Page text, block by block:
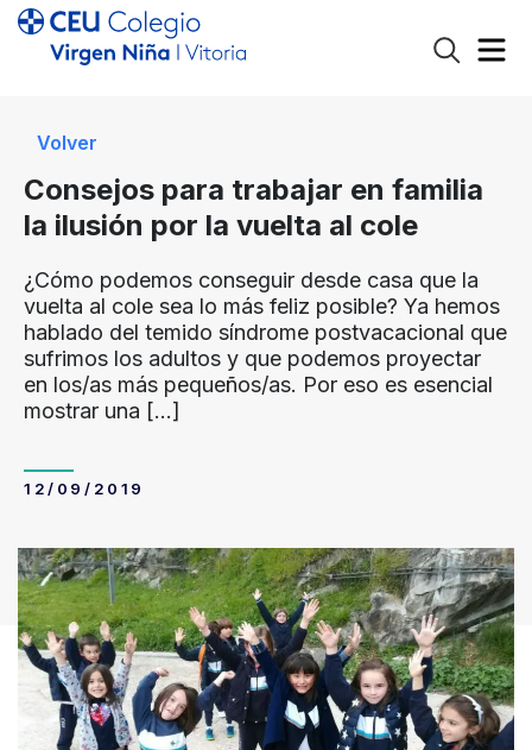
Volver
Consejos para trabajar en familia
la ilusión por la vuelta al cole
¿Cómo podemos conseguir desde casa que la
vuelta al cole sea lo más feliz posible? Ya hemos
hablado del temido síndrome postvacacional que
sufrimos los adultos y que podemos proyectar
en los/as más pequeños/as. Por eso es esencial
mostrar una […]
12/09/2019